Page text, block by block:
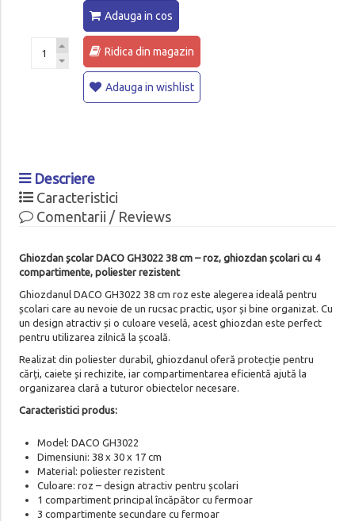
Adauga in cos
Ridica din magazin
Adauga in wishlist
Descriere
Caracteristici
Comentarii / Reviews
Ghiozdan școlar DACO GH3022 38 cm – roz, ghiozdan școlari cu 4
compartimente, poliester rezistent
Ghiozdanul DACO GH3022 38 cm roz este alegerea ideală pentru
școlari care au nevoie de un rucsac practic, ușor și bine organizat. Cu
un design atractiv și o culoare veselă, acest ghiozdan este perfect
pentru utilizarea zilnică la școală.
Realizat din poliester durabil, ghiozdanul oferă protecție pentru
cărți, caiete și rechizite, iar compartimentarea eficientă ajută la
organizarea clară a tuturor obiectelor necesare.
Caracteristici produs:
Model: DACO GH3022
Dimensiuni: 38 x 30 x 17 cm
Material: poliester rezistent
Culoare: roz – design atractiv pentru școlari
1 compartiment principal încăpător cu fermoar
3 compartimente secundare cu fermoar